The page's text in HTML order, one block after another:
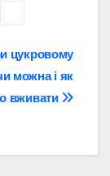
цукровому
можна і як
вживати